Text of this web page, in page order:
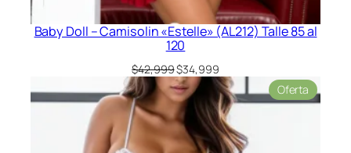
Baby Doll – Camisolin «Estelle» (AL212) Talle 85 al
120
$42,999El
precio
original
era:
$42,999.
$34,999El
precio
actual
es:
$34,999.
Oferta
en